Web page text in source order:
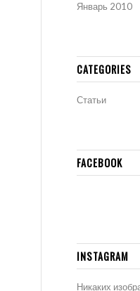
Январь 2010
CATEGORIES
Статьи
FACEBOOK
INSTAGRAM
Никаких